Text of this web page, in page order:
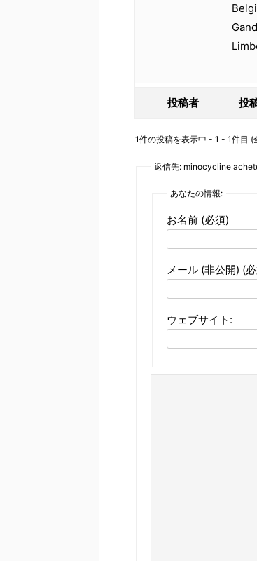
投稿者 投
1件の投稿を表示中 - 1 - 1件目 (
返信先: minocycline
あなたの情報:
お名前 (必須)
メール (非公開) (
ウェブサイト: